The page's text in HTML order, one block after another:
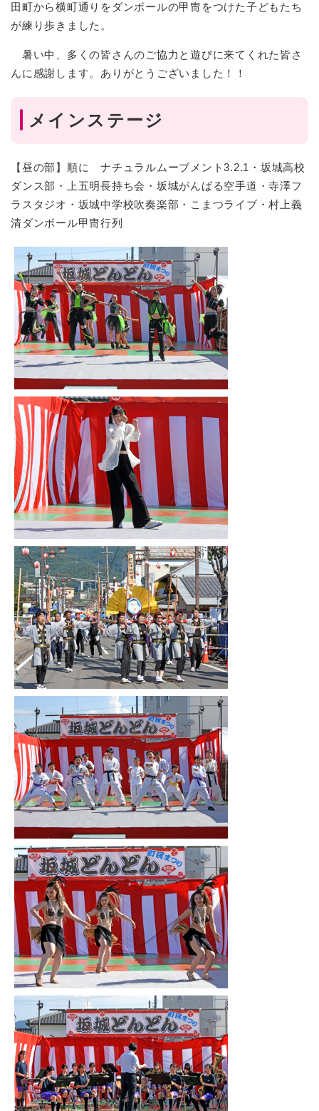
田町から横町通りをダンボールの甲冑をつけた子どもたち
が練り歩きました。
暑い中、多くの皆さんのご協力と遊びに来てくれた皆さ
んに感謝します。ありがとうございました！！
メインステージ
【昼の部】順に ナチュラルムーブメント3.2.1・坂城高校
ダンス部・上五明長持ち会・坂城がんばる空手道・寺澤フ
ラスタジオ・坂城中学校吹奏楽部・こまつライブ・村上義
清ダンボール甲冑行列